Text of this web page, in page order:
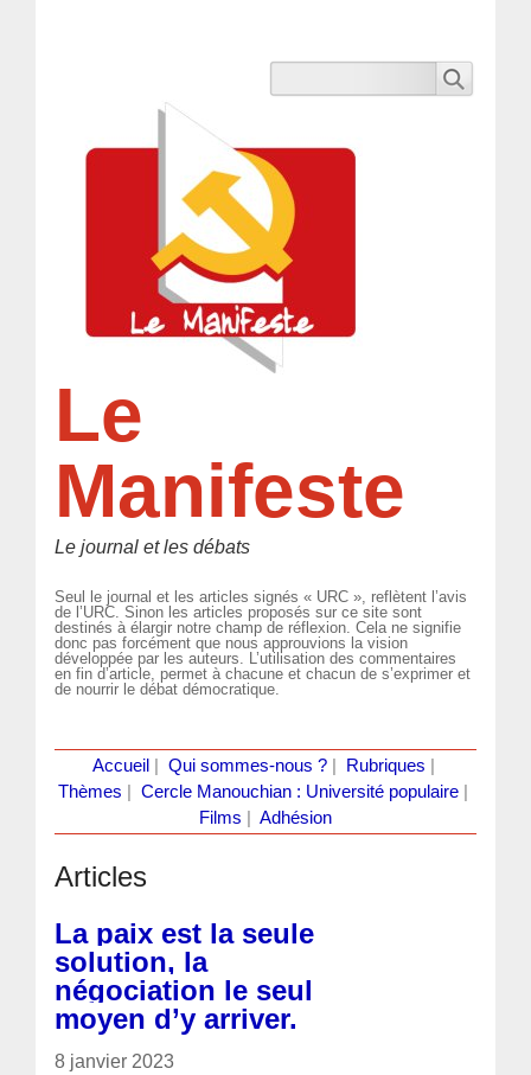
Le
Manifeste
Le journal et les débats
Seul le journal et les articles signés « URC », reflètent l’avis
de l’URC. Sinon les articles proposés sur ce site sont
destinés à élargir notre champ de réflexion. Cela ne signifie
donc pas forcément que nous approuvions la vision
développée par les auteurs. L’utilisation des commentaires
en fin d’article, permet à chacune et chacun de s’exprimer et
de nourrir le débat démocratique.
Accueil Qui sommes-nous ?| Rubriques
Thèmes
Cercle Manouchian : Université populaire
Films
Adhésion
Articles
La paix est la seule
solution, la
négociation le seul
moyen d’y arriver.
8 janvier 2023